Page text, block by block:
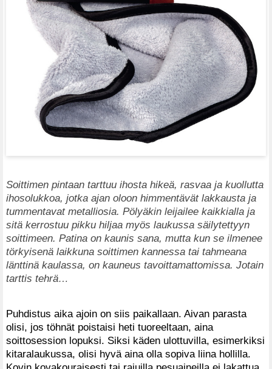
Soittimen pintaan tarttuu ihosta hikeä, rasvaa ja kuollutta
ihosolukkoa, jotka ajan oloon himmentävät lakkausta ja
tummentavat metalliosia. Pölyäkin leijailee kaikkialla ja
sitä kerrostuu pikku hiljaa myös laukussa säilytettyyn
soittimeen. Patina on kaunis sana, mutta kun se ilmenee
törkyisenä laikkuna soittimen kannessa tai tahmeana
länttinä kaulassa, on kauneus tavoittamattomissa. Jotain
tarttis tehrä…
Puhdistus aika ajoin on siis paikallaan. Aivan parasta
olisi, jos töhnät poistaisi heti tuoreeltaan, aina
soittosession lopuksi. Siksi käden ulottuvilla, esimerkiksi
kitaralaukussa, olisi hyvä aina olla sopiva liina hollilla.